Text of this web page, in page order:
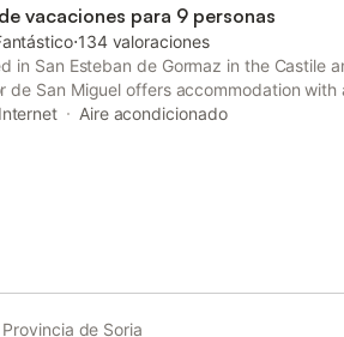
vacaciones para 9 personas
⋅134 valoraciones
in San Esteban de Gormaz in the Castile
de San Miguel offers accommodation
has city and quiet street views.
Internet Aire acondicionado
de Soria